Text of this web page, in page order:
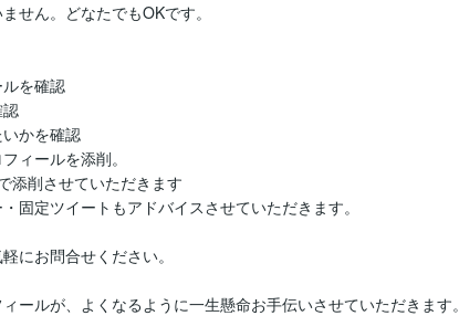
せん。どなたでもOKです。
ルを確認
認
いかを確認
ィールを添削。
固定ツイートもアドバイスさせていただきます。
にお問合せください。
ールが、よくなるように一生懸命お手伝いさせていただきます。